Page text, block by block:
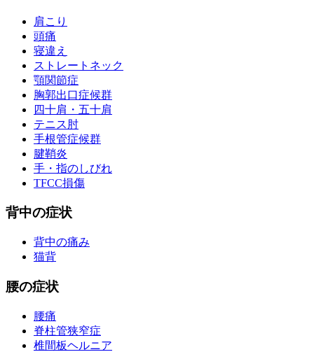
肩こり
頭痛
寝違え
ストレートネック
顎関節症
胸郭出口症候群
四十肩・五十肩
テニス肘
手根管症候群
腱鞘炎
手・指のしびれ
TFCC損傷
背中の症状
背中の痛み
猫背
腰の症状
腰痛
脊柱管狭窄症
椎間板ヘルニア